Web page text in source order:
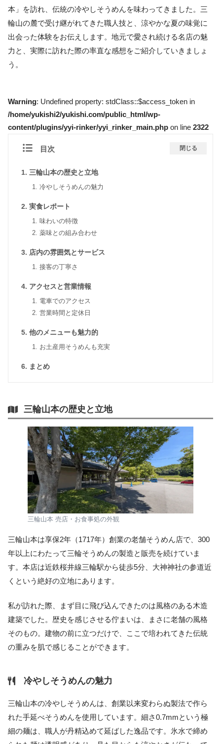
本」を訪れ、伝統の冷やしそうめんを味わってきました。三
輪山の麓で受け継がれてきた職人技と、涼やかな夏の味覚に
出会った体験をお伝えします。地元で愛され続ける名店の魅
力と、実際に訪れた際の率直な感想をご紹介していきましょ
う。
Warning: Undefined property: stdClass::$access_token in
/home/yukishi2/yukishi.com/public_html/wp-
content/plugins/yyi-rinker/yyi_rinker_main.php on line 2322
目次 閉じる
三輪山本の歴史と立地
冷やしそうめんの魅力
実食レポート
味わいの特徴
薬味との組み合わせ
店内の雰囲気とサービス
接客の丁寧さ
アクセスと営業情報
電車でのアクセス
営業時間と定休日
他のメニューも魅力的
お土産用そうめんも充実
まとめ
三輪山本の歴史と立地
三輪山本 売店・お食事処の外観
三輪山本は享保2年（1717年）創業の老舗そうめん店で、300
年以上にわたって三輪そうめんの製造と販売を続けていま
す。本店は近鉄桜井線三輪駅から徒歩5分、大神神社の参道近
くという絶好の立地にあります。
私が訪れた際、まず目に飛び込んできたのは風格のある木造
建築でした。歴史を感じさせる佇まいは、まさに老舗の風格
そのもの。建物の前に立つだけで、ここで培われてきた伝統
の重みを肌で感じることができます。
冷やしそうめんの魅力
三輪山本の冷やしそうめんは、創業以来変わらぬ製法で作ら
れた手延べそうめんを使用しています。細さ0.7mmという極
細の麺は、職人が丹精込めて延ばした逸品です。氷水で締め